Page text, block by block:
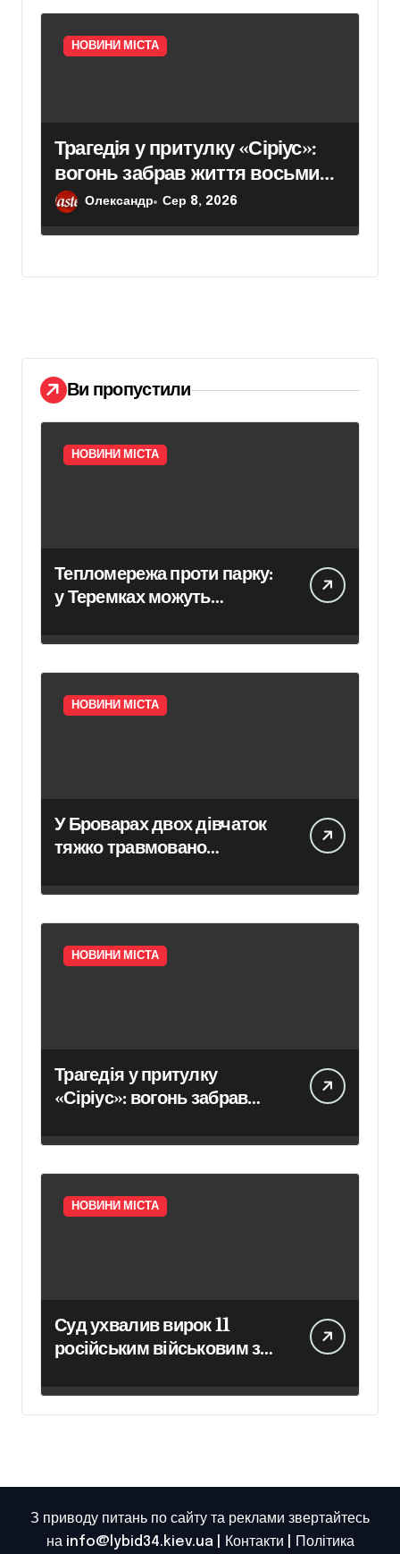
НОВИНИ МІСТА
Трагедія у притулку «Сіріус»:
вогонь забрав життя восьми
собакОлександр Сер 8, 2026
Ви пропустили
НОВИНИ МІСТА
Тепломережа проти парку:
у Теремках можуть
НОВИНИ МІСТА
У Броварах двох дівчаток
тяжко травмовано
НОВИНИ МІСТА
Трагедія у притулку
«Сіріус»: вогонь забрав
НОВИНИ МІСТА
Суд ухвалив вирок 11
російським військовим за
на Київщині
З приводу питань по сайту та реклами звертайтесь
на info@lybid34.kiev.ua |
Контакти Політика